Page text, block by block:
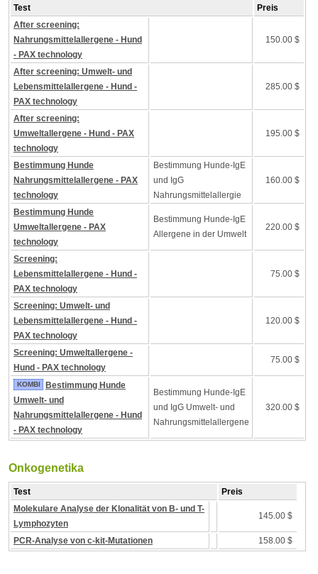
Test
Preis
After screening:
Nahrungsmittelallergene - Hund
- PAX technology
150.00 $
After screening: Umwelt- und
Lebensmittelallergene - Hund -
PAX technology
285.00 $
After screening:
Umweltallergene - Hund - PAX
technology
195.00 $
Bestimmung Hunde
Nahrungsmittelallergene - PAX
technology
Bestimmung Hunde-IgE
und IgG
Nahrungsmittelallergie
160.00 $
Bestimmung Hunde
Umweltallergene - PAX
technology
Bestimmung Hunde-IgE
Allergene in der Umwelt
220.00 $
Screening:
Lebensmittelallergene - Hund -
PAX technology
75.00 $
Screening: Umwelt- und
Lebensmittelallergene - Hund -
PAX technology
120.00 $
Screening: Umweltallergene -
Hund - PAX technology
75.00 $
KOMBI
Bestimmung Hunde
Umwelt- und
Nahrungsmittelallergene - Hund
- PAX technology
Bestimmung Hunde-IgE
und IgG Umwelt- und
Nahrungsmittelallergene
320.00 $
Onkogenetika
Test
Preis
Molekulare Analyse der Klonalität von B- und T-
Lymphozyten
145.00 $
PCR-Analyse von c-kit-Mutationen 158.00 $